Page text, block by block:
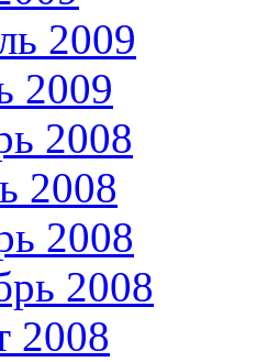
2009
2009
2008
2008
2008
2008
2008